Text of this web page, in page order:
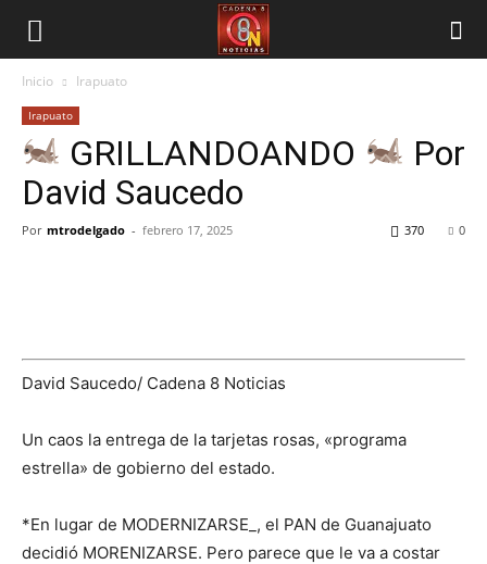
Inicio Irapuato
Irapuato
GRILLANDOANDO
Por
David Saucedo
Por mtrodelgado - febrero 17, 2025 0
370
David Saucedo/ Cadena 8 Noticias
Un caos la entrega de la tarjetas rosas, «programa
estrella» de gobierno del estado.
*En lugar de MODERNIZARSE_, el PAN de Guanajuato
decidió MORENIZARSE. Pero parece que le va a costar